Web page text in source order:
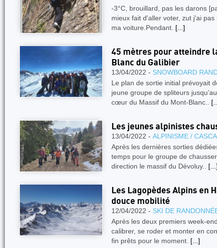
-3°C, brouillard, pas les darons
mieux fait d'aller voter, zut j'ai
ma voiture.Pendant. [...]
45 mètres pour atteindre
Blanc du Galibier
13/04/2022 - SNOWBOARD
Le plan de sortie initial prévoyait
jeune groupe de spliteurs
cœur du Massif du Mont-Blanc..
Les jeunes alpinistes
13/04/2022 - ALPINISME /
Après les dernières sorties
temps pour le groupe de
direction le massif du Dévoluy..
Les Lagopèdes Alpins en
douce mobilité
12/04/2022 - SKI DE
Après les deux premiers week-
calibrer, se roder et monter en
fin prêts pour le moment. [...]